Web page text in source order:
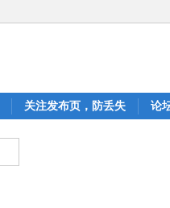
关注发布页，防丢失 论